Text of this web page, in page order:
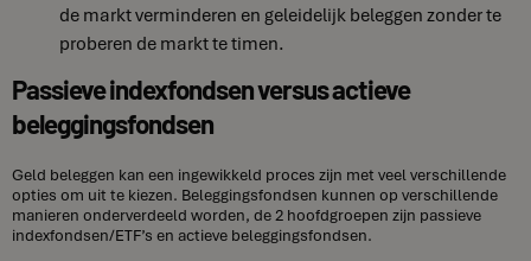
de markt verminderen en geleidelijk beleggen zonder te
proberen de markt te timen.
Passieve indexfondsen versus actieve
beleggingsfondsen
Geld beleggen kan een ingewikkeld proces zijn met veel verschillende
opties om uit te kiezen. Beleggingsfondsen kunnen op verschillende
manieren onderverdeeld worden, de 2 hoofdgroepen zijn passieve
indexfondsen/ETF’s en actieve beleggingsfondsen.